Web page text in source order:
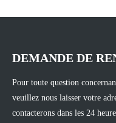
DEMANDE DE
Pour toute question
veuillez nous laisser votre
contacterons dans les 24